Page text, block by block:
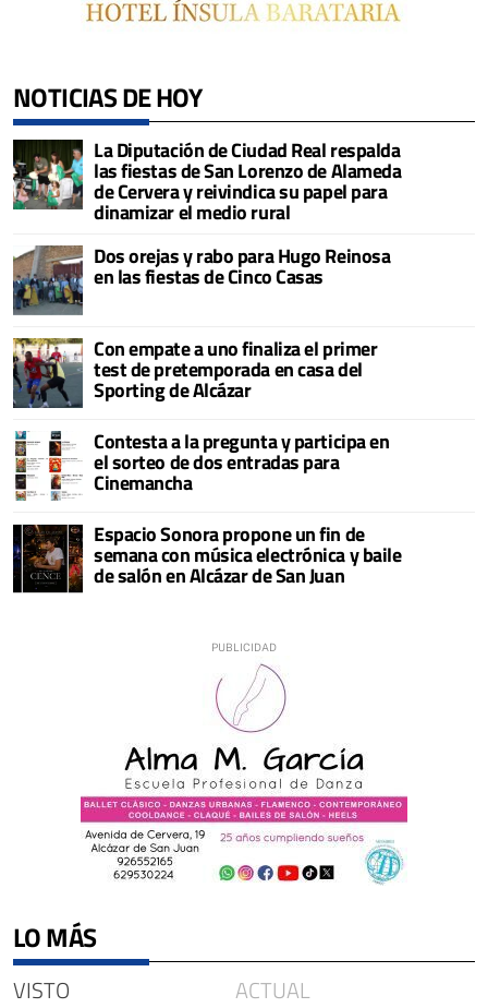
NOTICIAS DE HOY
La Diputación de Ciudad Real respalda
las fiestas de San Lorenzo de Alameda
de Cervera y reivindica su papel para
dinamizar el medio rural
Dos orejas y rabo para Hugo Reinosa
en las fiestas de Cinco Casas
Con empate a uno finaliza el primer
test de pretemporada en casa del
Sporting de Alcázar
Contesta a la pregunta y participa en
el sorteo de dos entradas para
Cinemancha
Espacio Sonora propone un fin de
semana con música electrónica y baile
de salón en Alcázar de San Juan
LO MÁS
VISTO ACTUAL